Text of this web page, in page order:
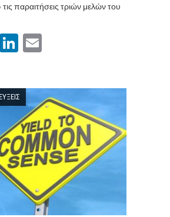
τις παραιτήσεις τριών μελών του
TwitterLinkedIn